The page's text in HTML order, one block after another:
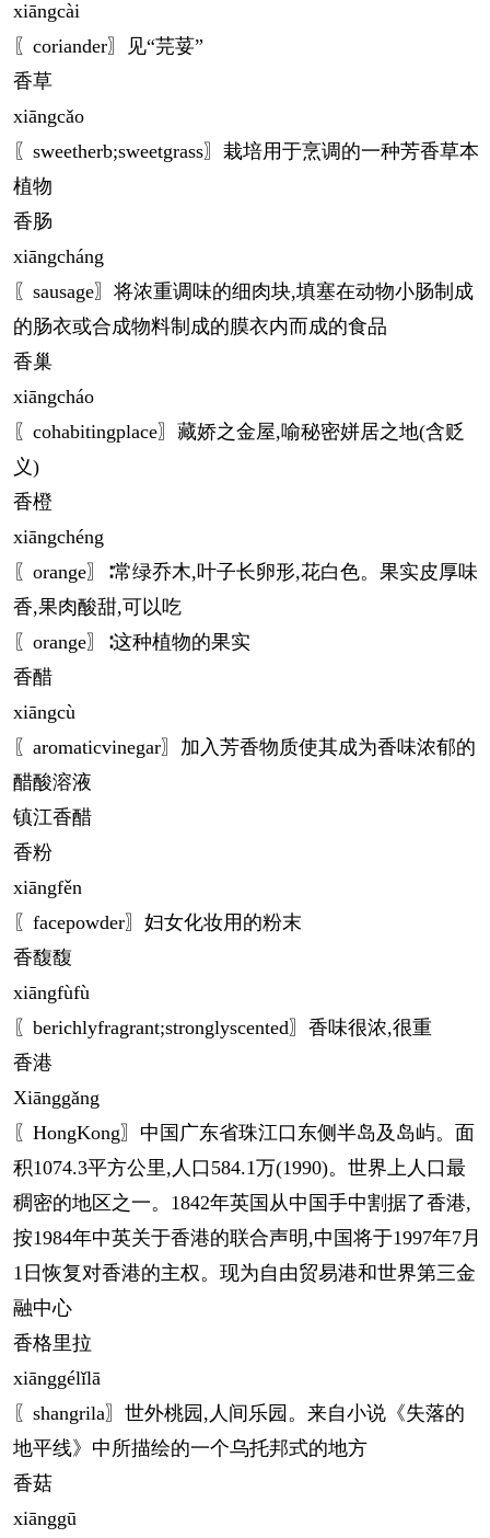
xiāngcài
〖coriander〗见“芫荽”
香草
xiāngcǎo
〖sweetherb;sweetgrass〗栽培用于烹调的一种芳香草本
植物
香肠
xiāngcháng
〖sausage〗将浓重调味的细肉块,填塞在动物小肠制成
的肠衣或合成物料制成的膜衣内而成的食品
香巢
xiāngcháo
〖cohabitingplace〗藏娇之金屋,喻秘密姘居之地(含贬
义)
香橙
xiāngchéng
〖orange〗∶常绿乔木,叶子长卵形,花白色。果实皮厚味
香,果肉酸甜,可以吃
〖orange〗∶这种植物的果实
香醋
xiāngcù
〖aromaticvinegar〗加入芳香物质使其成为香味浓郁的
醋酸溶液
镇江香醋
香粉
xiāngfěn
〖facepowder〗妇女化妆用的粉末
香馥馥
xiāngfùfù
〖berichlyfragrant;stronglyscented〗香味很浓,很重
香港
Xiānggǎng
〖HongKong〗中国广东省珠江口东侧半岛及岛屿。面
积1074.3平方公里,人口584.1万(1990)。世界上人口最
稠密的地区之一。1842年英国从中国手中割据了香港,
按1984年中英关于香港的联合声明,中国将于1997年7月
1日恢复对香港的主权。现为自由贸易港和世界第三金
融中心
香格里拉
xiānggélǐlā
〖shangrila〗世外桃园,人间乐园。来自小说《失落的
地平线》中所描绘的一个乌托邦式的地方
香菇
xiānggū